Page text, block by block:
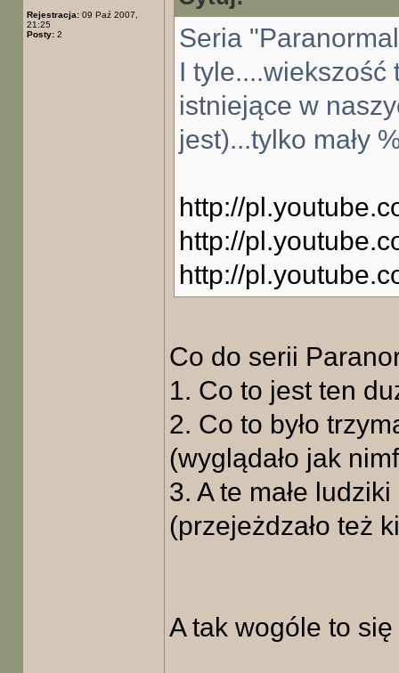
Rejestracja: 09 Paź 2007,
21:25
Posty: 2
Seria
I tyle....wiekszość
istniejące w
jest)...tylko mały
http://
http://
http://
Co do serii
1. Co to jest ten
2. Co to było
(wyglądało jak
3. A te małe
(przejeżdzało też
A tak wogóle to